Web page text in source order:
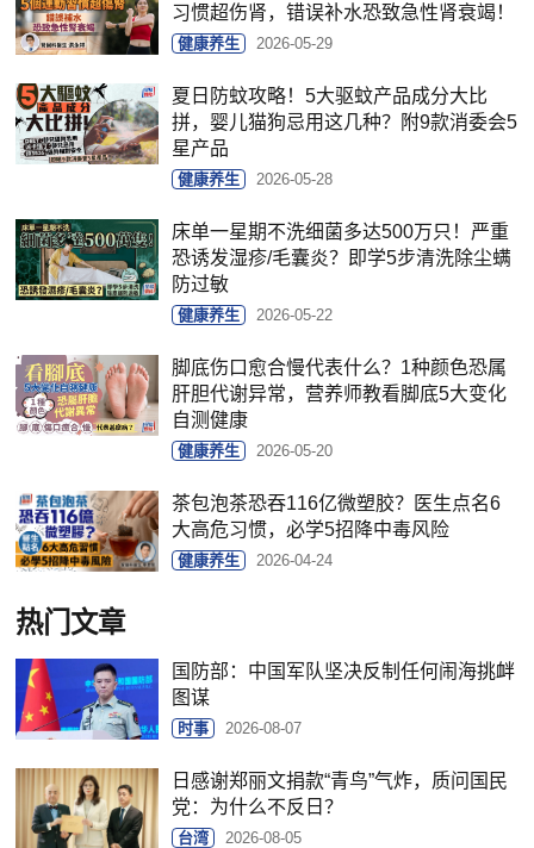
习惯超伤肾，错误补水恐致急性肾衰竭！
健康养生 2026-05-29
夏日防蚊攻略！5大驱蚊产品成分大比
拼，婴儿猫狗忌用这几种？附9款消委会5
星产品
健康养生 2026-05-28
床单一星期不洗细菌多达500万只！严重
恐诱发湿疹/毛囊炎？即学5步清洗除尘螨
防过敏
健康养生 2026-05-22
脚底伤口愈合慢代表什么？1种颜色恐属
肝胆代谢异常，营养师教看脚底5大变化
自测健康
健康养生 2026-05-20
茶包泡茶恐吞116亿微塑胶？医生点名6
大高危习惯，必学5招降中毒风险
健康养生 2026-04-24
热门文章
国防部：中国军队坚决反制任何闹海挑衅
图谋
时事 2026-08-07
日感谢郑丽文捐款“青鸟”气炸，质问国民
党：为什么不反日？
台湾 2026-08-05